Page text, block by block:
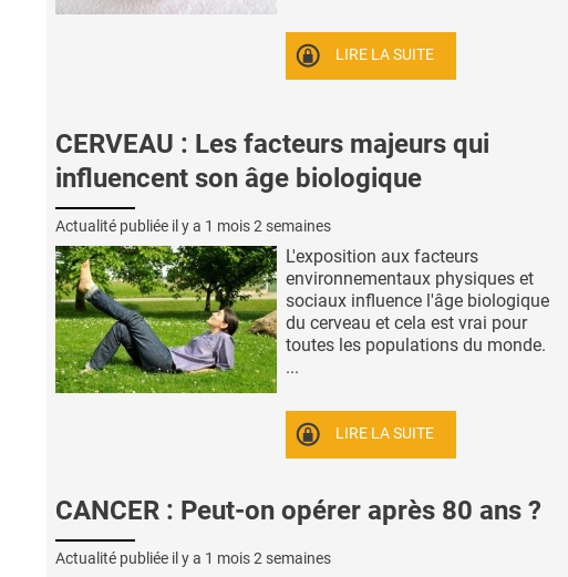
LIRE LA SUITE
CERVEAU : Les facteurs majeurs qui
influencent son âge biologique
Actualité publiée il y a 1 mois 2 semaines
L'exposition aux facteurs
environnementaux physiques et
sociaux influence l'âge biologique
du cerveau et cela est vrai pour
toutes les populations du monde.
...
LIRE LA SUITE
CANCER : Peut-on opérer après 80 ans ?
Actualité publiée il y a 1 mois 2 semaines